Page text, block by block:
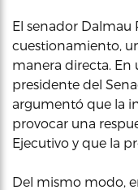
El senador Dalmau
cuestionamiento,
manera directa. En
presidente del
argumentó que la
provocar una
Ejecutivo y que la
Del mismo modo,